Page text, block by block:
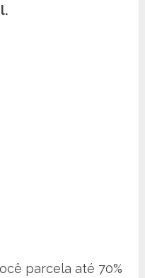
parcela até 70%